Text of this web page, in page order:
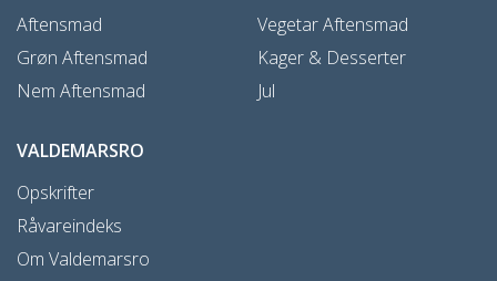
Aftensmad
Grøn Aftensmad
Nem Aftensmad
Vegetar Aftensmad
Kager & Desserter
Jul
VALDEMARSRO
Opskrifter
Råvareindeks
Om Valdemarsro